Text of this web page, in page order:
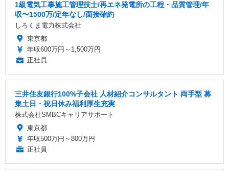
1級電気工事施工管理技士/再エネ発電所の工程・品質管理/年
収〜1500万/定年なし/面接確約
しろくま電力株式会社
東京都
年収600万円～1,500万円
正社員
三井住友銀行100%子会社 人材紹介コンサルタント 両手型 募
集土日・祝日休み福利厚生充実
株式会社SMBCキャリアサポート
東京都
年収500万円～800万円
正社員